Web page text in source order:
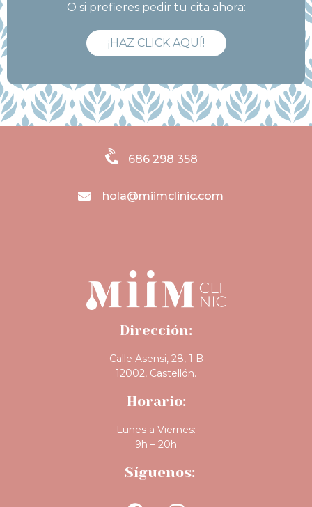
O si prefieres pedir tu cita ahora:
¡HAZ CLICK AQUÍ!
686 298 358
hola@miimclinic.com
Dirección:
Calle Asensi, 28, 1 B
12002, Castellón.
Horario:
Lunes a Viernes:
9h – 20h
Síguenos: